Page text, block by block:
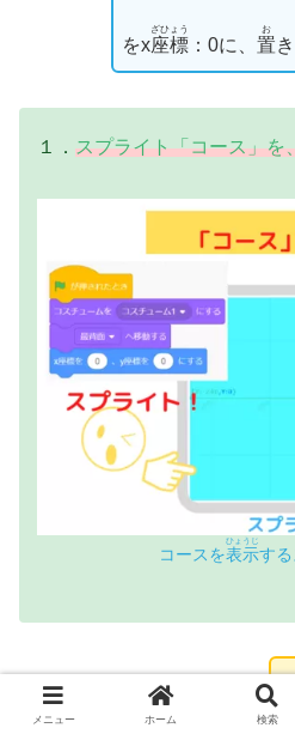
をx座標
ざひょう
：0に、 置
お
１． スプライト「コース」を
コースを表示
ひょうじ
す
メニュー ホーム 検索